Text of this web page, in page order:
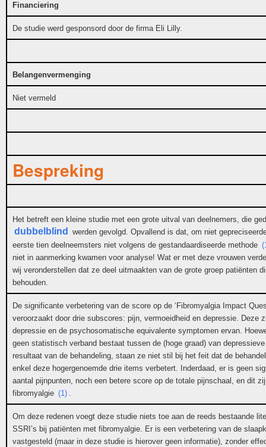
Financiering
De studie werd gesponsord door de firma Eli Lilly.
Belangenvermenging
Niet vermeld
Bespreking
Het betreft een kleine studie met een grote uitval van deelnemers, die
dubbelblind
werden gevolgd. Opvallend is dat, om niet
eerste tien deelneemsters niet volgens de gestandaardiseerde methode
niet in aanmerking kwamen voor analyse! Wat er met deze vrouwen
wij veronderstellen dat ze deel uitmaakten van de grote groep patiënten
behouden.
De significante verbetering van de score op de ‘Fibromyalgia Impact
veroorzaakt door drie subscores: pijn, vermoeidheid en depressie. Deze
depressie en de psychosomatische equivalente symptomen ervan.
geen statistisch verband bestaat tussen de (hoge graad) van
resultaat van de behandeling, staan ze niet stil bij het feit dat de
enkel deze hogergenoemde drie items verbetert. Inderdaad, er is geen
aantal pijnpunten, noch een betere score op de totale pijnschaal, en dit
fibromyalgie (1) .
Om deze redenen voegt deze studie niets toe aan de reeds bestaande
SSRI’s bij patiënten met fibromyalgie. Er is een verbetering van de
vastgesteld (maar in deze studie is hierover geen informatie), zonder